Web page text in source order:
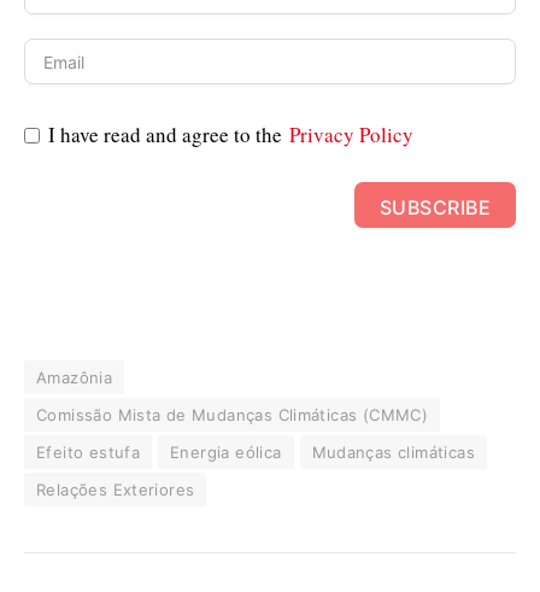
I have read and agree to the Privacy Policy
SUBSCRIBE
Amazônia
Comissão Mista de Mudanças Climáticas (CMMC)
Efeito estufa
Energia eólica
Mudanças climáticas
Relações Exteriores